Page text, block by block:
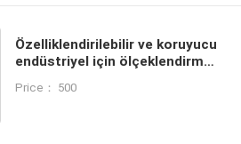
Özelliklendirilebilir ve koruyucu
endüstriyel için ölçeklendirme
Price： 500